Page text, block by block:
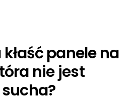
panele na
nie jest